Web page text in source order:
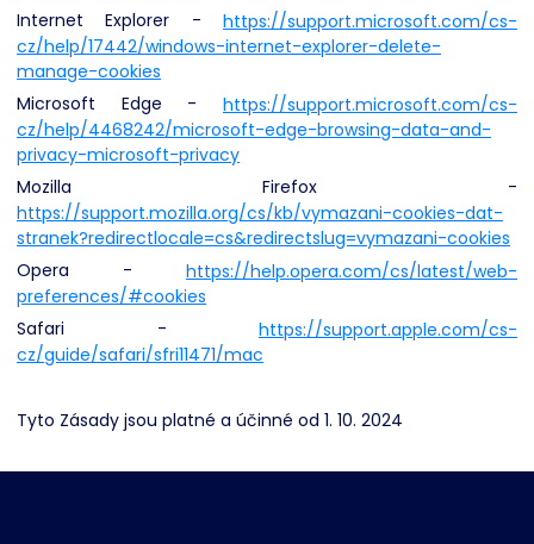
Internet Explorer - https://support.microsoft.com/cs-
cz/help/17442/windows-internet-explorer-delete-
manage-cookies
Microsoft Edge - https://support.microsoft.com/cs-
cz/help/4468242/microsoft-edge-browsing-data-and-
privacy-microsoft-privacy
Mozilla Firefox -
https://support.mozilla.org/cs/kb/vymazani-cookies-dat-
stranek?redirectlocale=cs&redirectslug=vymazani-cookies
Opera - https://help.opera.com/cs/latest/web-
preferences/#cookies
Safari - https://support.apple.com/cs-
cz/guide/safari/sfri11471/mac
Tyto Zásady jsou platné a účinné od 1. 10. 2024